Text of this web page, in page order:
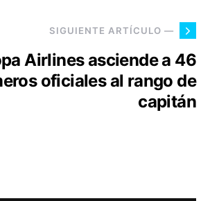
SIGUIENTE ARTÍCULO —
Airlines asciende a 46
oficiales al rango de
capitán